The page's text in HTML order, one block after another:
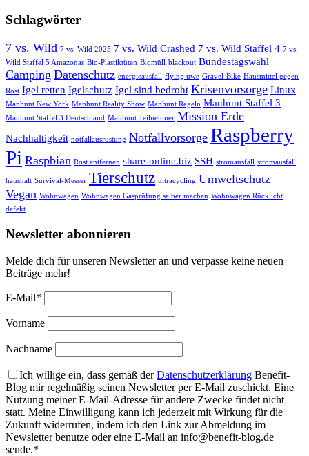
Schlagwörter
7 vs. Wild 7 vs. Wild 2025 7 vs. Wild Crashed 7 vs. Wild Staffel 4 7 vs.
Wild Staffel 5 Amazonas Bio-Plastiktüten Biomüll blackout Bundestagswahl
Camping Datenschutz energieausfall flying uwe Gravel-Bike Hausmittel gegen
Rost Igel retten Igelschutz Igel sind bedroht Krisenvorsorge Linux
Manhunt New York Manhunt Reality Show Manhunt Regeln Manhunt Staffel 3
Manhunt Staffel 3 Deutschland Manhunt Teilnehmer Mission Erde
Nachhaltigkeit notfallausrüstung Notfallvorsorge Raspberry
Pi Raspbian Rost entfernen share-online.biz SSH stromausfall stromausfall
haushalt Survival-Messer Tierschutz ultracycling Umweltschutz
Vegan Wohnwagen Wohnwagen Gasprüfung selber machen Wohnwagen Rücklicht
defekt
Newsletter abonnieren
Melde dich für unseren Newsletter an und verpasse keine neuen
Beiträge mehr!
E-Mail*
Vorname
Nachname
Ich willige ein, dass gemäß derDatenschutzerklärung Benefit-
Blog mir regelmäßig seinen Newsletter per E-Mail zuschickt. Eine
Nutzung meiner E-Mail-Adresse für andere Zwecke findet nicht
statt. Meine Einwilligung kann ich jederzeit mit Wirkung für die
Zukunft widerrufen, indem ich den Link zur Abmeldung im
Newsletter benutze oder eine E-Mail an info@benefit-blog.de
sende.*